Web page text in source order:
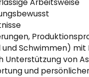
Schwimmen) mit
Unterstützung von
und